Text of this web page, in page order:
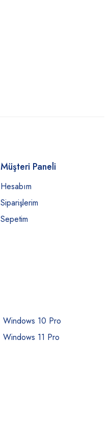
Müşteri Paneli
Hesabım
Siparişlerim
Sepetim
Windows 10 Pro
Windows 11 Pro